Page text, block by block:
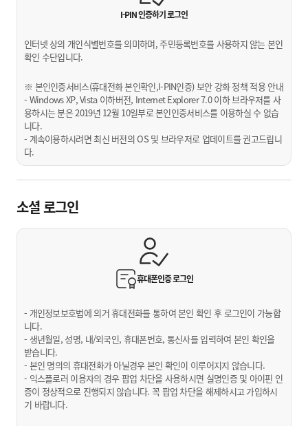
I-PIN 인증하기로그인
인터넷 상의 개인식별번호를 의미하며, 주민등록번호를 사용하지 않는 본인
확인 수단입니다.
※ 본인인증서비스(휴대전화 본인확인,I-PIN인증) 보안 강화 정책 적용 안내
- Windows XP, Vista 이하버전, Internet Explorer 7.0 이하 브라우저를 사
용하시는 분은 2019년 12월 10일부로 본인인증서비스를 이용하실 수 없습
니다.
- 계속이용하시려면 최신 버전의 OS 및 브라우저로 업데이트를 권고드립니
다.
소셜 로그인
휴대폰인증로그인
- 개인정보보호법에 의거 휴대전화를 통하여 본인 확인 후 로그인이 가능합
니다.
- 생년월일, 성명, 내/외국인, 휴대폰번호, 통신사를 입력하여 본인 확인을
받습니다.
- 본인 명의의 휴대전화가 아닐경우 본인 확인이 이루어지지 않습니다.
- 익스플로러 이용자의 경우 팝업 차단을 사용하시면 실명인증 및 아이핀 인
증이 정상적으로 진행되지 않습니다. 꼭 팝업 차단을 해제하시고 가입하시
기 바랍니다.